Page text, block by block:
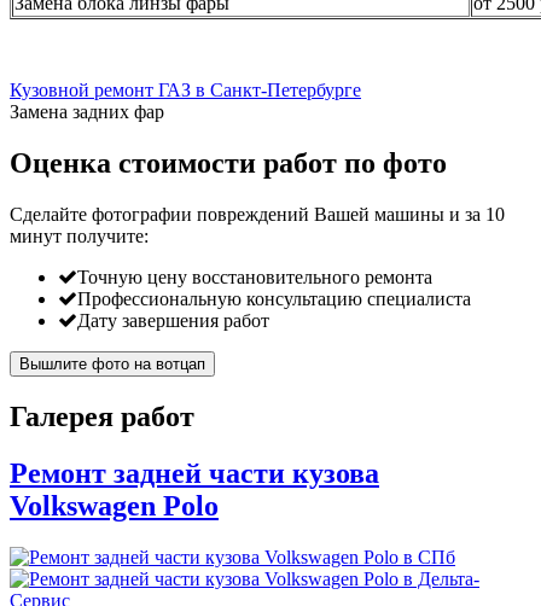
Кузовной ремонт ГАЗ в Санкт-Петербурге
Замена задних фар
Оценка стоимости работ по фото
Сделайте фотографии повреждений Вашей машины и за 10
минут получите:
Точную цену восстановительного ремонта
Профессиональную консультацию специалиста
Дату завершения работ
Вышлите фото на вотцап
Галерея работ
Ремонт задней части кузова
Volkswagen Polo